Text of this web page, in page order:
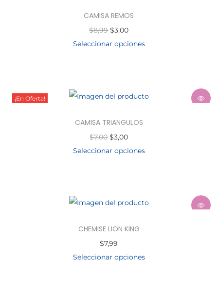
CAMISA REMOS
$8,99 $3,00
Seleccionar opciones
¡En Oferta!
CAMISA TRIANGULOS
$7,00 $3,00
Seleccionar opciones
CHEMISE LION KING
$7,99
Seleccionar opciones